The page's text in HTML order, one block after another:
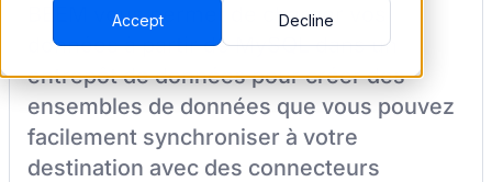
Accept Decline
BEEM vous permet de charger vos
données à partir deMySQLdans un
entrepôt de données pour créer des
ensembles de données que vous pouvez
facilement synchroniser à votre
destination avec des connecteurs